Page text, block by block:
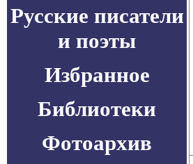
Русские писатели
и поэты
Избранное
Библиотеки
Фотоархив